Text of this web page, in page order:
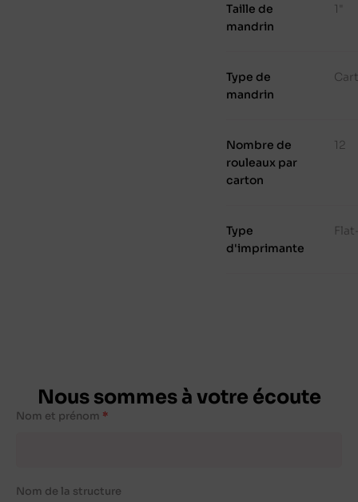
Taille de
mandrin
1"
Type de
mandrin
Nombre de
rouleaux par
carton
12
Type
d'imprimante
Nous sommes à votre écoute
Nom et prénom
Nom de la structure